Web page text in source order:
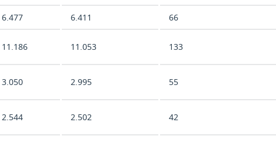
6.477 6.411 66
11.186 11.053 133
3.050 2.995 55
2.544 2.502 42